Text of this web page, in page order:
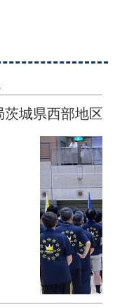
茨城県西部地区